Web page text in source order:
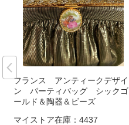
フランス アンティークデザイ
ン パーティバッグ シックゴ
ールド＆陶器＆ビーズ
マイストア在庫： 4437